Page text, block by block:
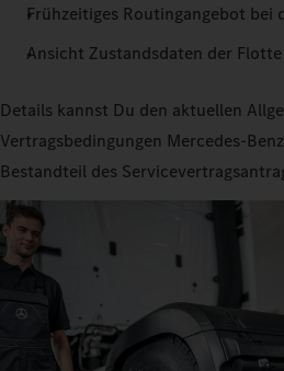
Frühzeitiges Routingangebot bei
Ansicht Zustandsdaten der
Details kannst Du den aktuellen
Vertragsbedingungen
Bestandteil des